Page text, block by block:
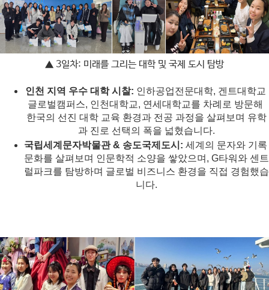
▲ 3일차: 미래를 그리는 대학 및 국제 도시 탐방
인천 지역 우수 대학 시찰: 인하공업전문대학, 겐트대학교
글로벌캠퍼스, 인천대학교, 연세대학교를 차례로 방문해
한국의 선진 대학 교육 환경과 전공 과정을 살펴보며 유학
과 진로 선택의 폭을 넓혔습니다.
국립세계문자박물관 & 송도국제도시: 세계의 문자와 기록
문화를 살펴보며 인문학적 소양을 쌓았으며, G타워와 센트
럴파크를 탐방하며 글로벌 비즈니스 환경을 직접 경험했습
니다.